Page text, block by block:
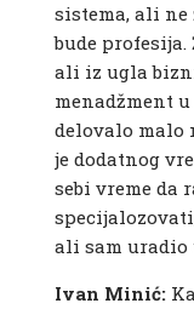
sistema, ali ne
bude
ali iz ugla
menadžment
delovalo malo
je dodatnog
sebi vreme da
ali sam
Ivan Minić: